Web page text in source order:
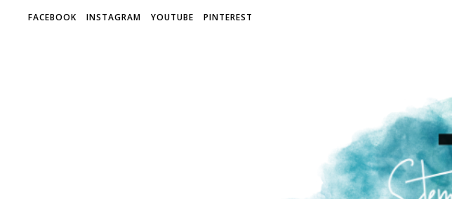
FACEBOOK INSTAGRAM YOUTUBE PINTEREST